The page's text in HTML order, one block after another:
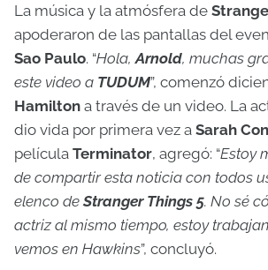
La música y la atmósfera de
apoderaron de las pantallas del
Sao Paulo. “Hola,Arnold, muchas
este video a TUDUM”, comenzó
Hamilton a través de un video. La
dio vida por primera vez a Sarah
película Terminator, agregó: “Estoy
de compartir esta noticia con todos
elenco deStranger Things 5. No sé
actriz al mismo tiempo, estoy
vemos en Hawkins”, concluyó.